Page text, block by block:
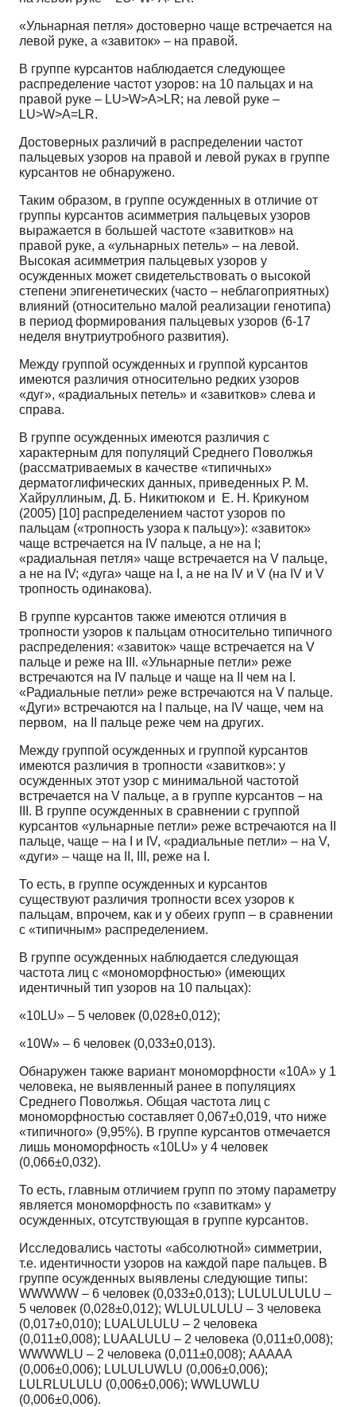
«Ульнарная петля» достоверно чаще встречается на
левой руке, а «завиток» – на правой.
В группе курсантов наблюдается следующее
распределение частот узоров: на 10 пальцах и на
правой руке – LU>W>А>LR; на левой руке –
LU>W>А=LR.
Достоверных различий в распределении частот
пальцевых узоров на правой и левой руках в группе
курсантов не обнаружено.
Таким образом, в группе осужденных в отличие от
группы курсантов асимметрия пальцевых узоров
выражается в большей частоте «завитков» на
правой руке, а «ульнарных петель» – на левой.
Высокая асимметрия пальцевых узоров у
осужденных может свидетельствовать о высокой
степени эпигенетических (часто – неблагоприятных)
влияний (относительно малой реализации генотипа)
в период формирования пальцевых узоров (6-17
неделя внутриутробного развития).
Между группой осужденных и группой курсантов
имеются различия относительно редких узоров
«дуг», «радиальных петель» и «завитков» слева и
справа.
В группе осужденных имеются различия с
характерным для популяций Среднего Поволжья
(рассматриваемых в качестве «типичных»
дерматоглифических данных, приведенных Р. М.
Хайруллиным, Д. Б. Никитюком и Е. Н. Крикуном
(2005) [10] распределением частот узоров по
пальцам («тропность узора к пальцу»): «завиток»
чаще встречается на IV пальце, а не на I;
«радиальная петля» чаще встречается на V пальце,
а не на IV; «дуга» чаще на I, а не на IV и V (на IV и V
тропность одинакова).
В группе курсантов также имеются отличия в
тропности узоров к пальцам относительно типичного
распределения: «завиток» чаще встречается на V
пальце и реже на III. «Ульнарные петли» реже
встречаются на IV пальце и чаще на II чем на I.
«Радиальные петли» реже встречаются на V пальце.
«Дуги» встречаются на I пальце, на IV чаще, чем на
первом, на II пальце реже чем на других.
Между группой осужденных и группой курсантов
имеются различия в тропности «завитков»: у
осужденных этот узор с минимальной частотой
встречается на V пальце, а в группе курсантов – на
III. В группе осужденных в сравнении с группой
курсантов «ульнарные петли» реже встречаются на II
пальце, чаще – на I и IV, «радиальные петли» – на V,
«дуги» – чаще на II, III, реже на I.
То есть, в группе осужденных и курсантов
существуют различия тропности всех узоров к
пальцам, впрочем, как и у обеих групп – в сравнении
с «типичным» распределением.
В группе осужденных наблюдается следующая
частота лиц с «мономорфностью» (имеющих
идентичный тип узоров на 10 пальцах):
«10LU» – 5 человек (0,028±0,012);
«10W» – 6 человек (0,033±0,013).
Обнаружен также вариант мономорфности «10А» у 1
человека, не выявленный ранее в популяциях
Среднего Поволжья. Общая частота лиц с
мономорфностью составляет 0,067±0,019, что ниже
«типичного» (9,95%). В группе курсантов отмечается
лишь мономорфность «10LU» у 4 человек
(0,066±0,032).
То есть, главным отличием групп по этому параметру
является мономорфность по «завиткам» у
осужденных, отсутствующая в группе курсантов.
Исследовались частоты «абсолютной» симметрии,
т.е. идентичности узоров на каждой паре пальцев. В
группе осужденных выявлены следующие типы:
WWWWW – 6 человек (0,033±0,013); LULULULULU –
5 человек (0,028±0,012); WLULULULU – 3 человека
(0,017±0,010); LUALULULU – 2 человека
(0,011±0,008); LUAALULU – 2 человека (0,011±0,008);
WWWWLU – 2 человека (0,011±0,008); AAAAA
(0,006±0,006); LULULUWLU (0,006±0,006);
LULRLULULU (0,006±0,006); WWLUWLU
(0,006±0,006).